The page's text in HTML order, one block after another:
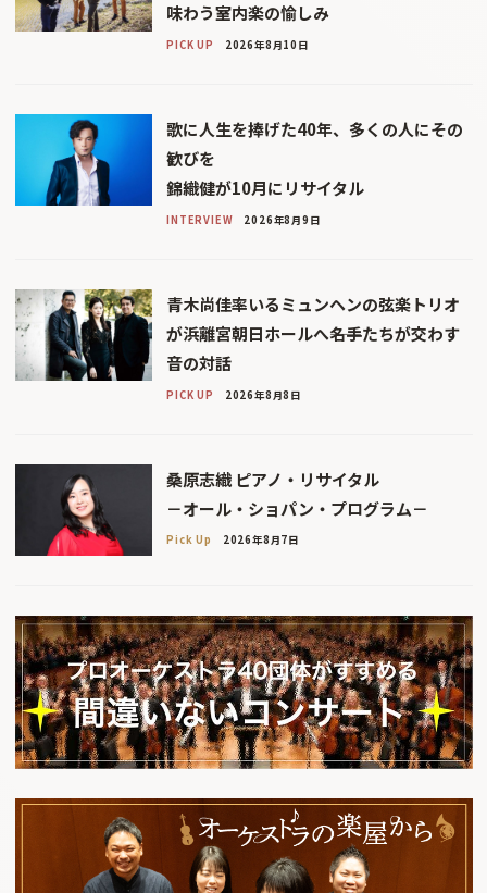
味わう室内楽の愉しみ
PICK UP 2026年8月10日
歌に人生を捧げた40年、多くの人にその
歓びを
錦織健が10月にリサイタル
INTERVIEW 2026年8月9日
青木尚佳率いるミュンヘンの弦楽トリオ
が浜離宮朝日ホールへ――名手たちが交わす
音の対話
PICK UP 2026年8月8日
桑原志織 ピアノ・リサイタル
－オール・ショパン・プログラム－
Pick Up 2026年8月7日